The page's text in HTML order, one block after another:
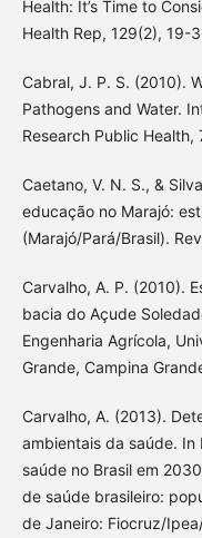
Health: It’s Time to
Health Rep, 129(2), 19-
Cabral, J. P. S. (2010).
Pathogens and Water.
Research Public
Caetano, V. N. S., &
educação no Marajó:
(Marajó/Pará/Brasil).
Carvalho, A. P. (2010).
bacia do Açude
Engenharia Agrícola,
Grande, Campina
Carvalho, A. (2013).
ambientais da saúde. In
saúde no Brasil em
de saúde brasileiro:
de Janeiro: Fiocruz/